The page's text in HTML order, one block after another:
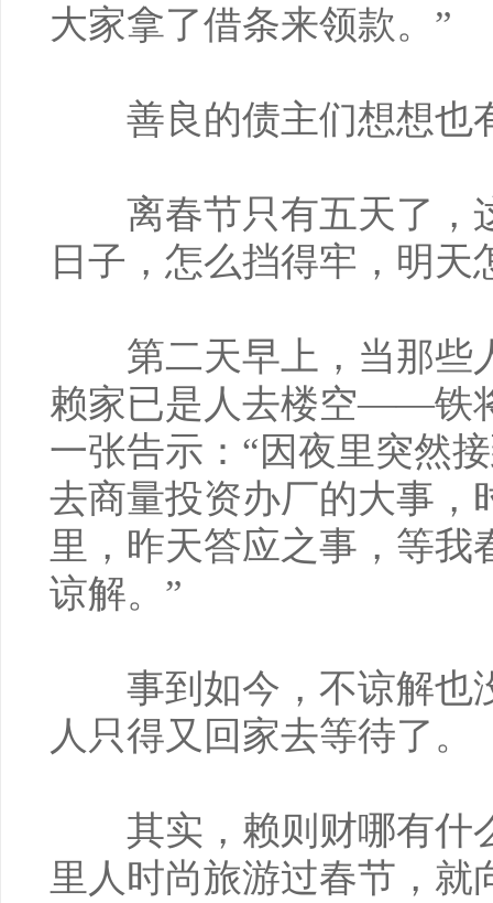
大家拿了借条来领款。”
善良的债主们想想也
离春节只有五天了，
日子，怎么挡得牢，明天
第二天早上，当那些
赖家已是人去楼空——铁
一张告示：“因夜里突然
去商量投资办厂的大事，
里，昨天答应之事，等我
谅解。”
事到如今，不谅解也
人只得又回家去等待了。
其实，赖则财哪有什
里人时尚旅游过春节，就